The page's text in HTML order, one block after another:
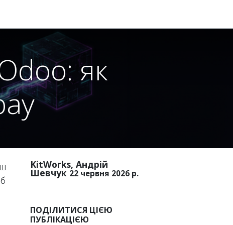
як
KitWorks, Андрій
Шевчук 22 червня 2026 р.
ПОДІЛИТИСЯ ЦІЄЮ
ПУБЛІКАЦІЄЮ